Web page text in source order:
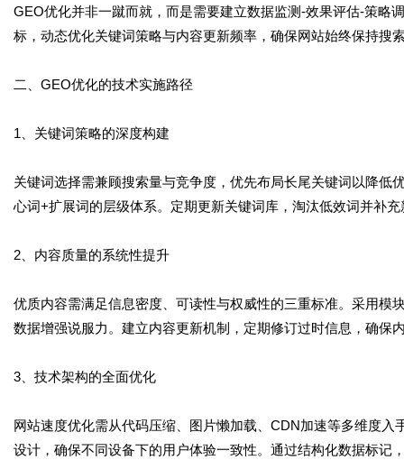
GEO优化并非一蹴而就，而是需要建立数据监测-效果评估-策略
标，动态优化关键词策略与内容更新频率，确保网站始终保持搜
二、GEO优化的技术实施路径
1、关键词策略的深度构建
关键词选择需兼顾搜索量与竞争度，优先布局长尾关键词以降
心词+扩展词的层级体系。定期更新关键词库，淘汰低效词并补
2、内容质量的系统性提升
优质内容需满足信息密度、可读性与权威性的三重标准。采用模
数据增强说服力。建立内容更新机制，定期修订过时信息，确保
3、技术架构的全面优化
网站速度优化需从代码压缩、图片懒加载、CDN加速等多维度
设计，确保不同设备下的用户体验一致性。通过结构化数据标记